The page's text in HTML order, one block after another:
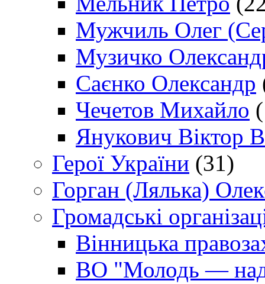
Мужчиль Олег
Музичко
Саєнко Олександр
Чечетов Михайло
Янукович Віктор
Герої України (31)
Горган (Лялька)
Громадські
Вінницька
ВО "Молодь —